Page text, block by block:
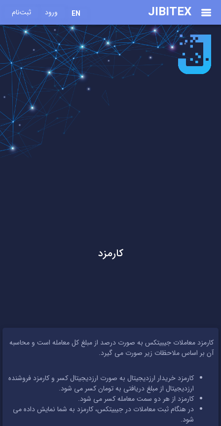
JIBITEX
EN ورود ثبت‌نام
کارمزد
کارمزد معاملات جیبیتکس به صورت درصد از مبلغ کل معامله است و محاسبه
آن بر اساس ملاحظات زیر صورت می گیرد.
کارمزد خریدار ارزدیجیتال به صورت ارزدیجیتال کسر و کارمزد فروشنده
ارزدیجیتال از مبلغ دریافتی به تومان کسر می شود.
کارمزد از هر دو سمت معامله کسر می شود.
در هنگام ثبت معاملات در جیبیتکس، کارمزد به شما نمایش داده می
شود.